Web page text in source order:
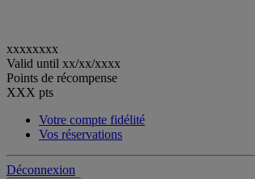
xxxxxxxx
Valid until xx/xx/xxxx
Points de récompense
XXX pts
Votre compte fidélité
Vos réservations
Déconnexion